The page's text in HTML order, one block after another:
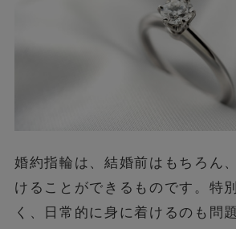
婚約指輪は、結婚前はもちろん
けることができるものです。特
く、日常的に身に着けるのも問